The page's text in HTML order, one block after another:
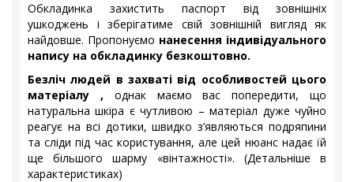
Обкладинка захистить паспорт від зовнішніх
ушкоджень і зберігатиме свій зовнішній вигляд як
найдовше. Пропонуємо нанесення індивідуального
напису на обкладинку безкоштовно.
Безліч людей в захваті від особливостей цього
матеріалу , однак маємо вас попередити, що
натуральна шкіра є чутливою – матеріал дуже чуйно
реагує на всі дотики, швидко з’являються подряпини
та сліди під час користування, але цей нюанс надає їй
ще більшого шарму «вінтажності». (Детальніше в
характеристиках)